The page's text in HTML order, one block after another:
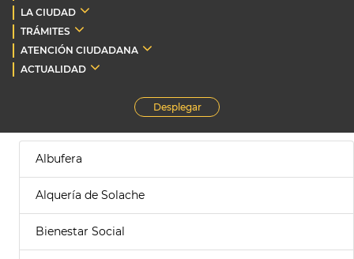
LA CIUDAD
TRÁMITES
ATENCIÓN CIUDADANA
ACTUALIDAD
Desplegar
Albufera
Alquería de Solache
Bienestar Social